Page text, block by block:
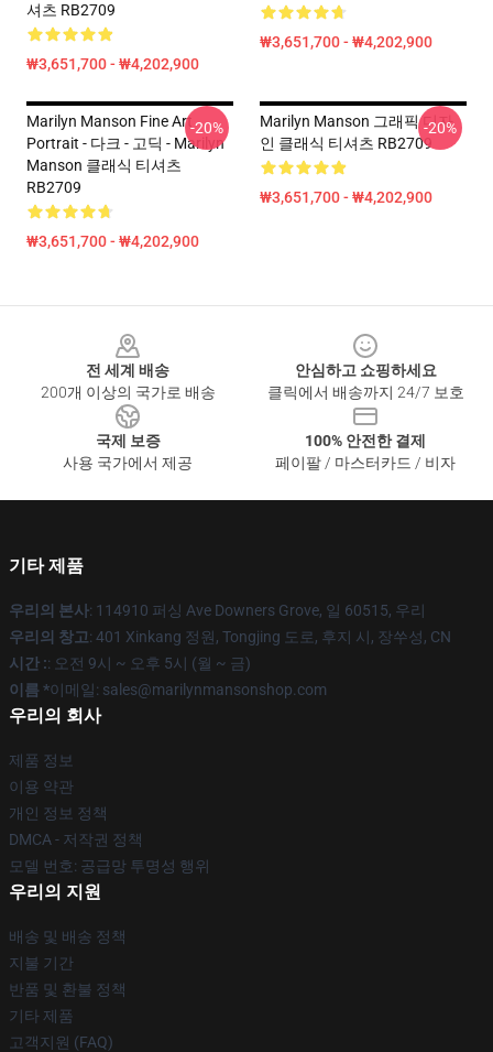
셔츠 RB2709
₩3,651,700 - ₩4,202,900
₩3,651,700 - ₩4,202,900
Marilyn Manson Fine Art
Portrait - 다크 - 고딕 - Marilyn
Manson 클래식 티셔츠
RB2709
₩3,651,700 - ₩4,202,900
-20%
Marilyn Manson 그래픽 디자
인 클래식 티셔츠 RB2709
₩3,651,700 - ₩4,202,900
-20%
전 세계 배송
200개 이상의 국가로 배송
안심하고 쇼핑하세요
클릭에서 배송까지 24/7 보호
국제 보증
사용 국가에서 제공
100% 안전한 결제
페이팔 / 마스터카드 / 비자
기타 제품
우리의 본사: 114910 퍼싱 Ave Downers Grove, 일 60515, 우리
우리의 창고: 401 Xinkang 정원, Tongjing 도로, 후지 시, 장쑤성, CN
시간 :: 오전 9시 ~ 오후 5시 (월 ~ 금)
이름 *이메일: sales@marilynmansonshop.com
우리의 회사
제품 정보
이용 약관
개인 정보 정책
DMCA - 저작권 정책
모델 번호: 공급망 투명성 행위
우리의 지원
배송 및 배송 정책
지불 기간
반품 및 환불 정책
기타 제품
고객지원 (FAQ)